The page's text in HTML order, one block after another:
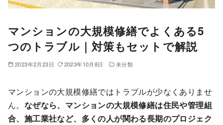
マンションの大規模修繕でよくある5
つのトラブル｜対策もセットで解説
2023年2月23日 2023年10月8日 未分類
マンションの大規模修繕ではトラブルが少なくありませ
ん。 なぜなら、マンションの大規模修繕は住民や管理組
合、施工業社など、多くの人が関わる長期のプロジェク